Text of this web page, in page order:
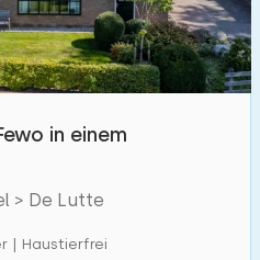
in einem
> De Lutte
| Haustierfrei